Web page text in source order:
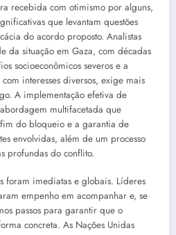
recebida com otimismo por alguns,
que levantam questões
do acordo proposto. Analistas
da situação em Gaza, com décadas
socioeconômicos severos e a
interesses diversos, exige mais
A implementação efetiva de
multifacetada que
do bloqueio e a garantia de
envolvidas, além de um processo
profundas do conflito.
foram imediatas e globais. Líderes
empenho em acompanhar e, se
passos para garantir que o
concreta. As Nações Unidas